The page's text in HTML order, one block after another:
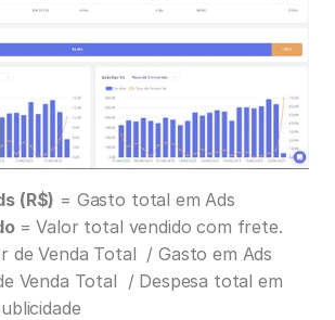
(R$) = Gasto total em Ads
= Valor total vendido com frete.
de Venda Total  / Gasto em Ads
Venda Total  / Despesa total em